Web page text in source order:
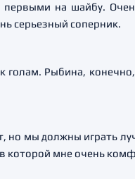
на шайбу.
серьезный соперник.
Рыбина,
но мы должны играть
которой мне очень